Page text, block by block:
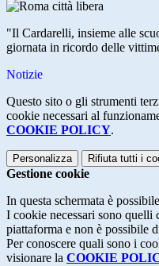
"Il Cardarelli, insieme alle
giornata in ricordo delle
Notizie
Questo sito o gli strumenti
cookie necessari al
COOKIE POLICY.
Personalizza Rifiuta tutti i
Gestione cookie
In questa schermata è
I cookie necessari sono quelli
piattaforma e non è possibile
Per conoscere quali sono i
visionare la COOKIE